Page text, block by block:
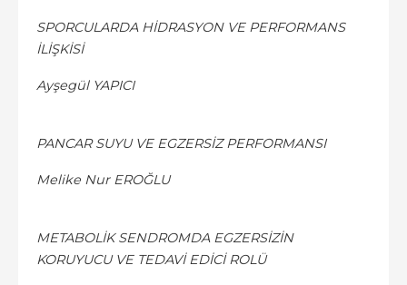
SPORCULARDA HİDRASYON VE PERFORMANS
İLİŞKİSİ
Ayşegül YAPICI
PANCAR SUYU VE EGZERSİZ PERFORMANSI
Melike Nur EROĞLU
METABOLİK SENDROMDA EGZERSİZİN
KORUYUCU VE TEDAVİ EDİCİ ROLÜ